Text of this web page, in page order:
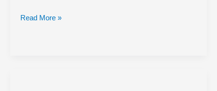
Planificação
Read More »